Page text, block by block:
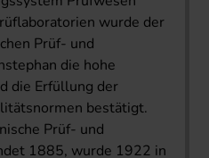
wurde der
Prüf- und
die hohe
die Erfüllung der
bestätigt.
Prüf- und
1885, wurde 1922 in